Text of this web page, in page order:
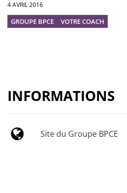
4 AVRIL 2016
GROUPE BPCE VOTRE COACH
INFORMATIONS
Site du Groupe BPCE